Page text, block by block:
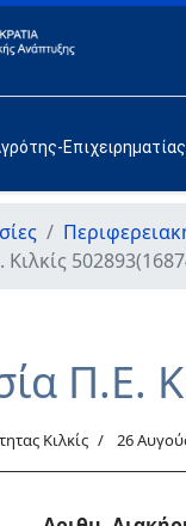
Επιχειρηματίας
Π.Ε.
Κιλκίς 26